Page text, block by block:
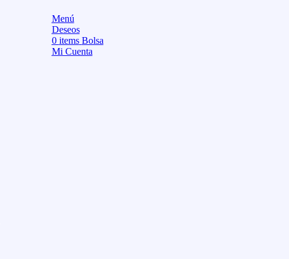
Menú
Deseos
0 items Bolsa
Mi Cuenta